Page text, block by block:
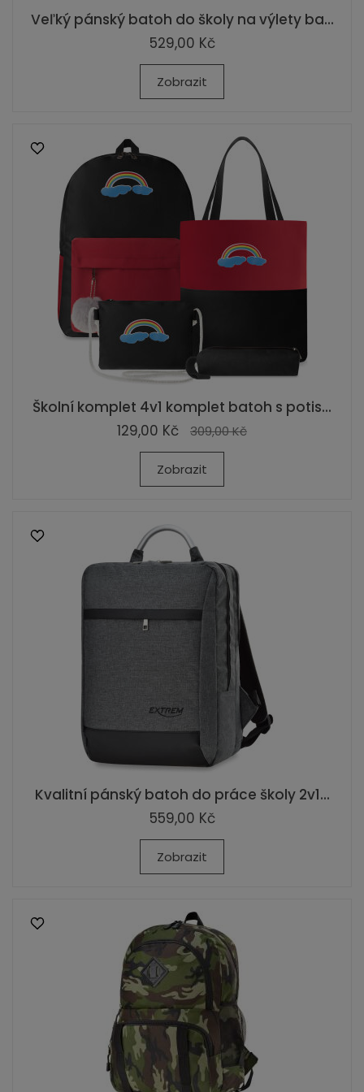
Veľký pánský batoh do školy na výlety ba...
529,00 Kč
Zobrazit
Školní komplet 4v1 komplet batoh s potis...
129,00 Kč
309,00 Kč
Zobrazit
Kvalitní pánský batoh do práce školy 2v1...
559,00 Kč
Zobrazit